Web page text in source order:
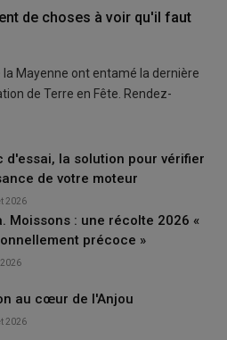
de choses à voir qu'il faut
la Mayenne ont entamé la dernière
de Terre en Fête. Rendez-
d'essai, la solution pour vérifier
de votre moteur
2026
Moissons : une récolte 2026 «
précoce »
au cœur de l'Anjou
2026